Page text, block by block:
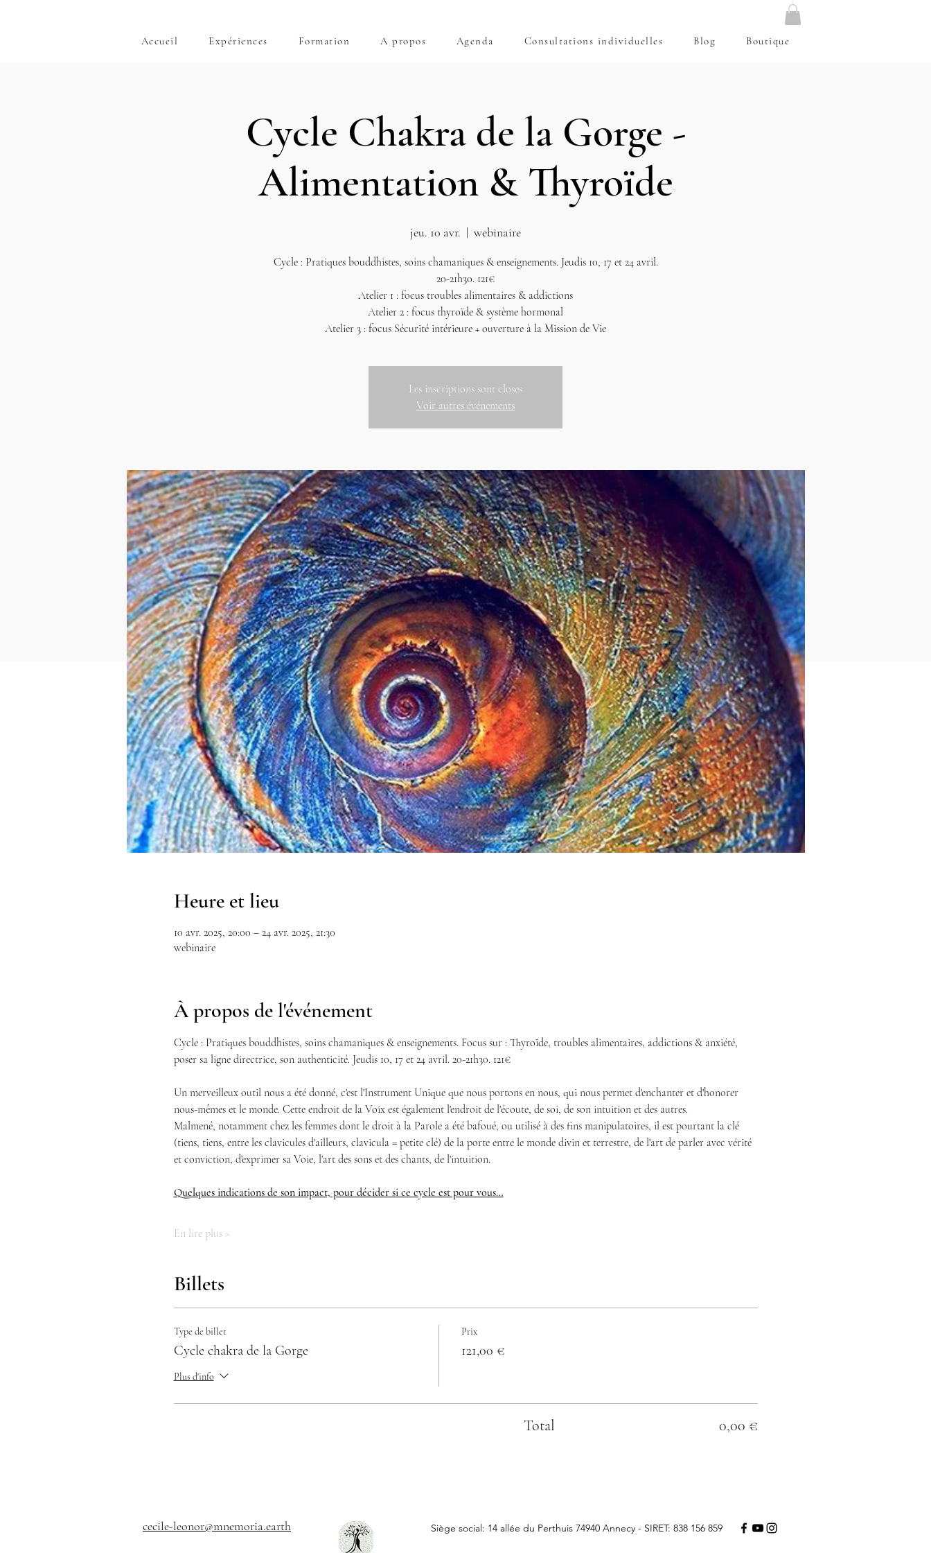
Accueil Expériences Formation A propos Agenda Consultations individuelles Blog Boutique
Cycle Chakra de la Gorge -
Alimentation & Thyroïde
jeu. 10 avr.
  |
webinaire
Cycle : Pratiques bouddhistes, soins chamaniques & enseignements. Jeudis 10, 17 et 24 avril.
20-21h30. 121€
Atelier 1 : focus troubles alimentaires & addictions
Atelier 2 : focus thyroïde & système hormonal
Atelier 3 : focus Sécurité intérieure + ouverture à la Mission de Vie
Les inscriptions sont closes
Voir autres événements
Heure et lieu
10 avr. 2025, 20:00 – 24 avr. 2025, 21:30
webinaire
À propos de l'événement
Cycle : Pratiques bouddhistes, soins chamaniques & enseignements. Focus sur : Thyroïde, troubles alimentaires, addictions & anxiété,
poser sa ligne directrice, son authenticité. Jeudis 10, 17 et 24 avril. 20-21h30. 121€
Un merveilleux outil nous a été donné, c'est l'Instrument Unique que nous portons en nous, qui nous permet d'enchanter et d'honorer
nous-mêmes et le monde. Cette endroit de la Voix est également l'endroit de l'écoute, de soi, de son intuition et des autres.
Malmené, notamment chez les femmes dont le droit à la Parole a été bafoué, ou utilisé à des fins manipulatoires, il est pourtant la clé
(tiens, tiens, entre les clavicules d'ailleurs, clavicula = petite clé) de la porte entre le monde divin et terrestre, de l'art de parler avec vérité
et conviction, d'exprimer sa Voie, l'art des sons et des chants, de l'intuition.
Quelques indications de son impact, pour décider si ce cycle est pour vous…
En lire plus >
Billets
Type de billet
Cycle chakra de la Gorge
Plus d'info
Prix
121,00 €
Total 0,00 €
cecile-leonor@mnemoria.earth Siège social: 14 allée du Perthuis 74940 Annecy - SIRET: 838 156 859